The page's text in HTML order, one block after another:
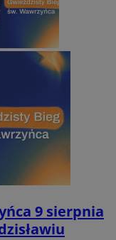
9 sierpnia